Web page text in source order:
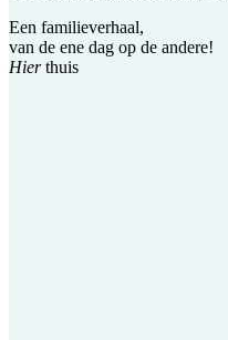
Een familieverhaal,
van de ene dag op de andere!
Hierthuis